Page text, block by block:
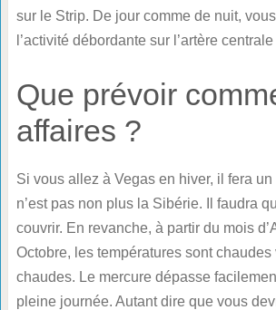
sur le Strip. De jour comme de nuit,
l’activité débordante sur l’artère
Que prévoir
affaires ?
Si vous allez à Vegas en hiver, il fera
n’est pas non plus la Sibérie. Il faudra
couvrir. En revanche, à partir du mois
Octobre, les températures sont chaudes
chaudes. Le mercure dépasse
pleine journée. Autant dire que vous